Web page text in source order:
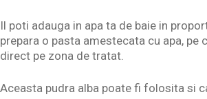
Il poti adauga in apa ta de baie in
prepara o pasta amestecata cu apa, pe
direct pe zona de tratat.
Aceasta pudra alba poate fi folosita si